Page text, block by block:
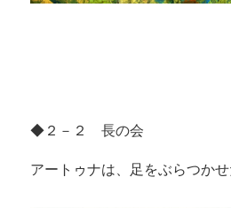
◆２－２ 長の会
アートゥナは、足をぶらつか